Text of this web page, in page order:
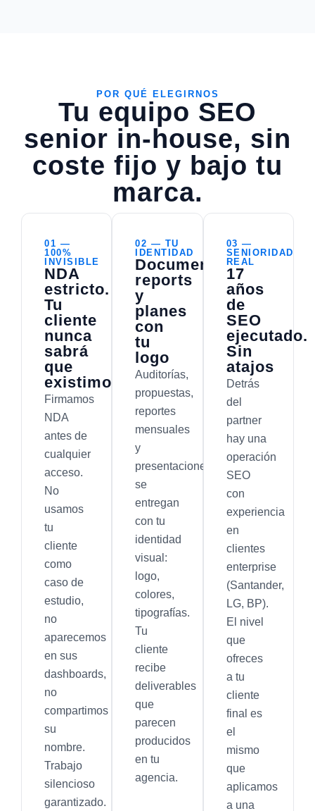
POR QUÉ ELEGIRNOS
Tu equipo SEO
senior in-house, sin
coste fijo y bajo tu
marca.
01 —
100%
INVISIBLE
NDA
estricto.
Tu
cliente
nunca
sabrá
que
existimos
Firmamos
NDA
antes de
cualquier
acceso.
No
usamos
tu
cliente
como
caso de
estudio,
no
aparecemos
en sus
dashboards,
no
compartimos
su
nombre.
Trabajo
silencioso
garantizado.
02 — TU
IDENTIDAD
Documentos,
reports
y
planes
con
tu
logo
Auditorías,
propuestas,
reportes
mensuales
y
presentaciones
se
entregan
con tu
identidad
visual:
logo,
colores,
tipografías.
Tu
cliente
recibe
deliverables
que
parecen
producidos
en tu
agencia.
03 —
SENIORIDAD
REAL
17
años
de
SEO
ejecutado.
Sin
atajos
Detrás
del
partner
hay una
operación
SEO
con
experiencia
en
clientes
enterprise
(Santander,
LG, BP).
El nivel
que
ofreces
a tu
cliente
final es
el
mismo
que
aplicamos
a una